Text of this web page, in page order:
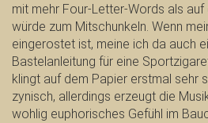
mit mehr Four-Letter-Words als auf
würde zum Mitschunkeln. Wenn
eingerostet ist, meine ich da auch
Bastelanleitung für eine
klingt auf dem Papier erstmal sehr
zynisch, allerdings erzeugt die
wohlig euphorisches Gefühl im